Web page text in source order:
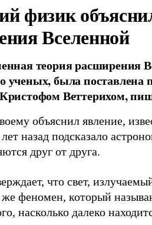
физик
Вселенной
теория расширения
ученых, была
Веттерихом,
объяснил явление,
назад подсказало
друг от друга.
что свет,
же феномен, который
насколько далеко